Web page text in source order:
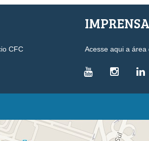
CFC
IMPRENSA
Acesse aqui a